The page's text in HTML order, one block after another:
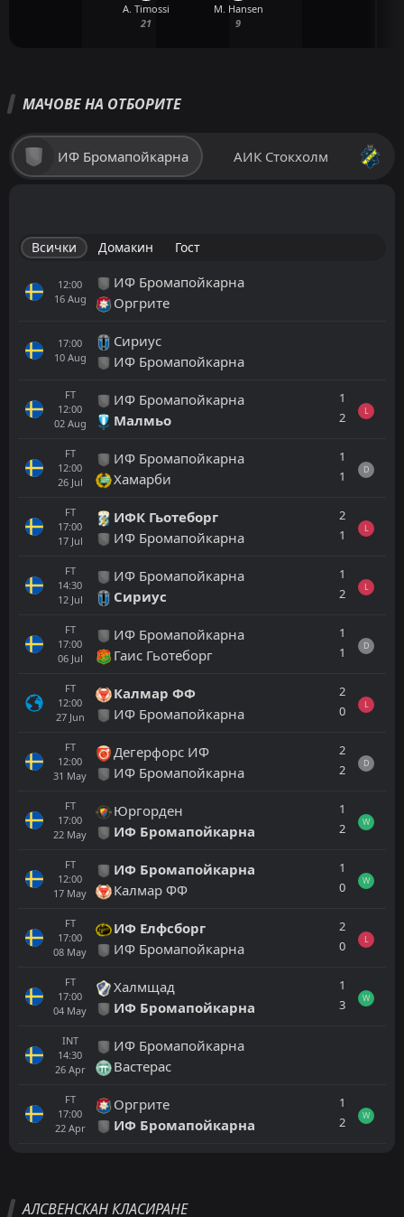
A. Timossi
21
M. Hansen
9
МАЧОВЕ НА ОТБОРИТЕ
ИФ Бромапойкарна АИК Стокхолм
Всички Домакин Гост
12:00
16 Aug
ИФ Бромапойкарна
Оргрите
17:00
10 Aug
Сириус
ИФ Бромапойкарна
FT
12:00
02 Aug
ИФ Бромапойкарна
Малмьо
1
2
L
FT
12:00
26 Jul
ИФ Бромапойкарна
Хамарби
1
1
D
FT
17:00
17 Jul
ИФК Гьотеборг
ИФ Бромапойкарна
2
1
L
FT
14:30
12 Jul
ИФ Бромапойкарна
Сириус
1
2
L
FT
17:00
06 Jul
ИФ Бромапойкарна
Гаис Гьотеборг
1
1
D
FT
12:00
27 Jun
Калмар ФФ
ИФ Бромапойкарна
2
0
L
FT
12:00
31 May
Дегерфорс ИФ
ИФ Бромапойкарна
2
2
D
FT
17:00
22 May
Юргорден
ИФ Бромапойкарна
1
2
W
FT
12:00
17 May
ИФ Бромапойкарна
Калмар ФФ
1
0
W
FT
17:00
08 May
ИФ Елфсборг
ИФ Бромапойкарна
2
0
L
FT
17:00
04 May
Халмщад
ИФ Бромапойкарна
1
3
W
INT
14:30
26 Apr
ИФ Бромапойкарна
Вастерас
FT
17:00
22 Apr
Оргрите
ИФ Бромапойкарна
1
2
W
АЛСВЕНСКАН КЛАСИРАНЕ